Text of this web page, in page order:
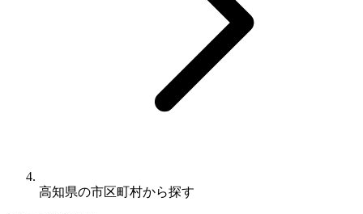
高知県の市区町村から探す